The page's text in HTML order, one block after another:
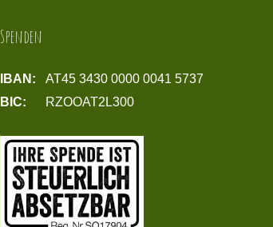
Spenden
IBAN: AT45 3430 0000 0041 5737
BIC:
RZOOAT2L300